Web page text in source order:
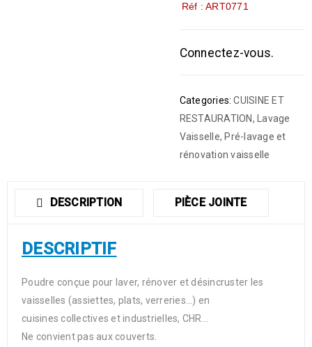
Réf : ART0771
Connectez-vous.
Categories: CUISINE ET
RESTAURATION,
Lavage
Vaisselle, Pré-lavage et
rénovation vaisselle
DESCRIPTION PIÈCE JOINTE
DESCRIPTIF
Poudre conçue pour laver, rénover et désincruster les
vaisselles (assiettes, plats, verreries…) en
cuisines collectives et industrielles, CHR…
Ne convient pas aux couverts.